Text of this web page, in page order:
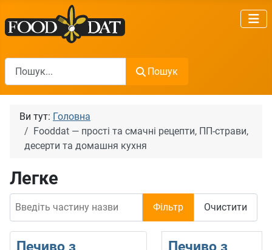
Пошук
Пошук
Ви тут: Головна
Fooddat — прості та смачні рецепти, ПП-страви,
десерти та домашня кухня
Легке
Фільтр Очистити
Печиво з
Печиво з